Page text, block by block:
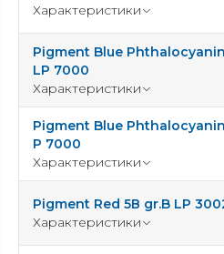
Характеристики
Pigment Blue
LP 7000
Характеристики
Pigment Blue
P 7000
Характеристики
Pigment Red 5В gr.B LP
Характеристики